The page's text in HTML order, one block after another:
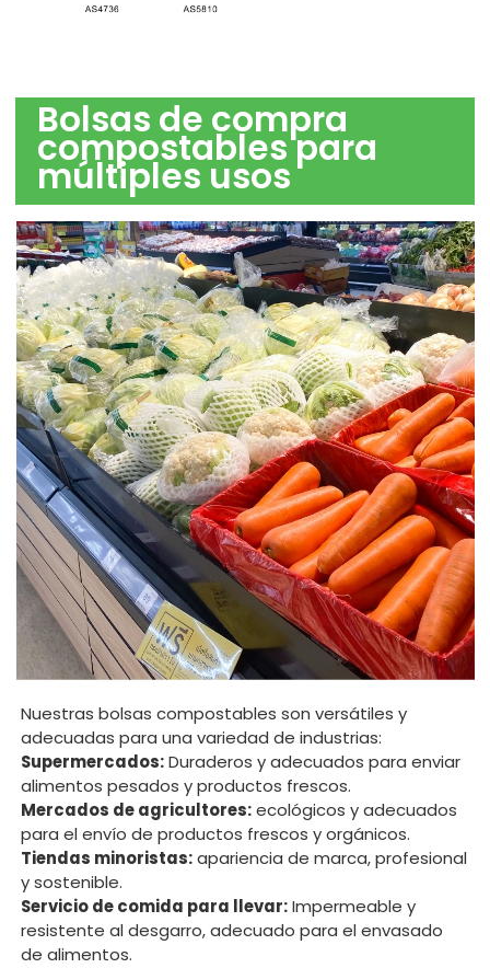
Bolsas de compra
compostables para
múltiples usos
Nuestras bolsas compostables son versátiles y
adecuadas para una variedad de industrias:
Supermercados:Duraderos y adecuados para enviar
alimentos pesados ​​y productos frescos.
Mercados de agricultores:ecológicos y adecuados
para el envío de productos frescos y orgánicos.
Tiendas minoristas:apariencia de marca, profesional
y sostenible.
Servicio de comida para llevar:Impermeable y
resistente al desgarro, adecuado para el envasado
de alimentos.